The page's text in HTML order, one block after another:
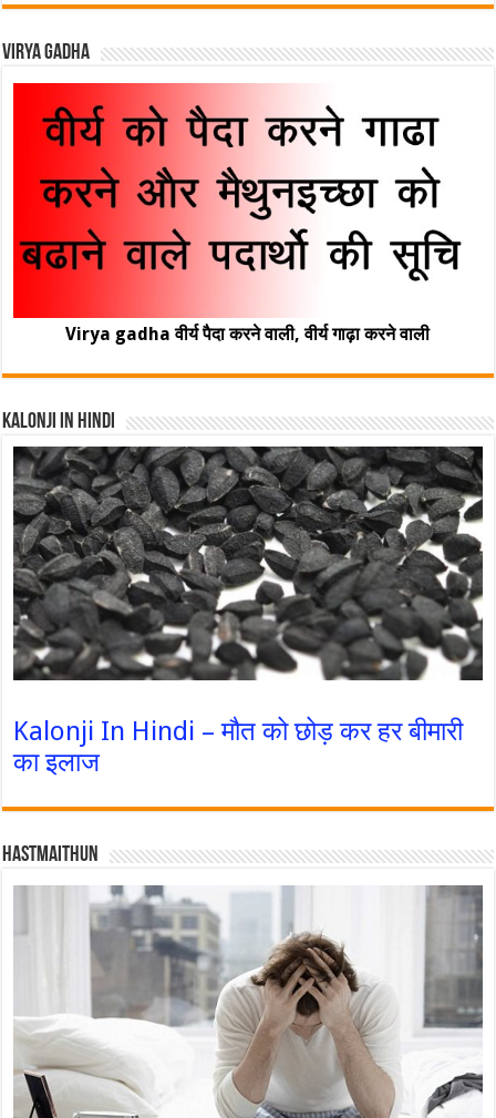
Virya Gadha
Virya gadha वीर्य पैदा करने वाली, वीर्य गाढ़ा करने वाली
Kalonji In Hindi
Kalonji In Hindi – मौत को छोड़ कर हर बीमारी
का इलाज
Hastmaithun